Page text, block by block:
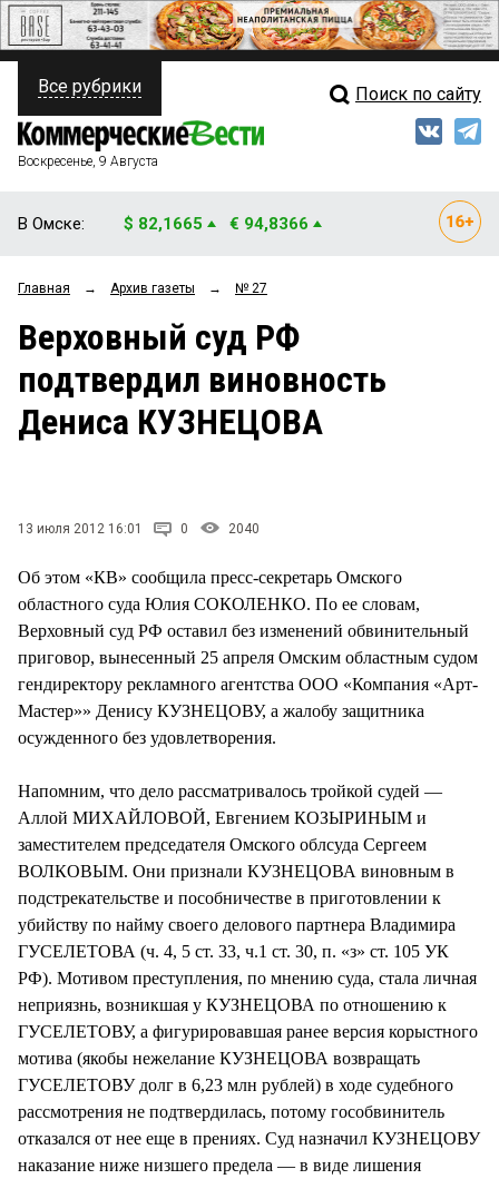
ПОЛИТИКА
ФИНАНСЫ
ОБЩЕСТВО
ЗАКОН
НОВОСТИ КОМПАНИЙ
Свежий выпуск
Рейтинги
Блоги
Архив
Все рубрики Поиск по сайту
Воскресенье, 9 Августа
В Омске: $ 82,1665 € 94,8366
Главная → Архив газеты → № 27
Верховный суд РФ
подтвердил виновность
Дениса КУЗНЕЦОВА
13 июля 2012 16:01 0 2040
Об этом «КВ» сообщила пресс-секретарь Омского
областного суда Юлия СОКОЛЕНКО. По ее словам,
Верховный суд РФ оставил без изменений обвинительный
приговор, вынесенный 25 апреля Омским областным судом
гендиректору рекламного агентства ООО «Компания «Арт-
Мастер»» Денису КУЗНЕЦОВУ, а жалобу защитника
осужденного без удовлетворения.
Напомним, что дело рассматривалось тройкой судей —
Аллой МИХАЙЛОВОЙ, Евгением КОЗЫРИНЫМ и
заместителем председателя Омского облсуда Сергеем
ВОЛКОВЫМ. Они признали КУЗНЕЦОВА виновным в
подстрекательстве и пособничестве в приготовлении к
убийству по найму своего делового партнера Владимира
ГУСЕЛЕТОВА (ч. 4, 5 ст. 33, ч.1 ст. 30, п. «з» ст. 105 УК
РФ). Мотивом преступления, по мнению суда, стала личная
неприязнь, возникшая у КУЗНЕЦОВА по отношению к
ГУСЕЛЕТОВУ, а фигурировавшая ранее версия корыстного
мотива (якобы нежелание КУЗНЕЦОВА возвращать
ГУСЕЛЕТОВУ долг в 6,23 млн рублей) в ходе судебного
рассмотрения не подтвердилась, потому гособвинитель
отказался от нее еще в прениях. Суд назначил КУЗНЕЦОВУ
наказание ниже низшего предела — в виде лишения